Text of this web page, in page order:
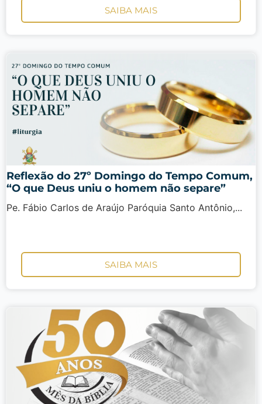
SAIBA MAIS
Reflexão do 27º Domingo do Tempo Comum,
“O que Deus uniu o homem não separe”
Pe. Fábio Carlos de Araújo Paróquia Santo Antônio,...
SAIBA MAIS